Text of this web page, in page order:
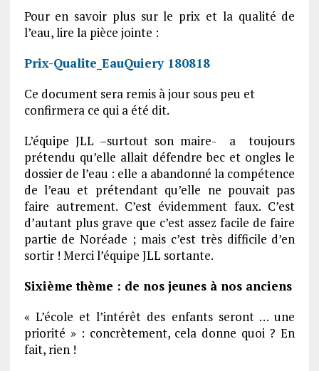
Pour en savoir plus sur le prix et la qualité de
l’eau, lire la pièce jointe :
Prix-Qualite_EauQuiery 180818
Ce document sera remis à jour sous peu et
confirmera ce qui a été dit.
L’équipe JLL –surtout son maire- a toujours
prétendu qu’elle allait défendre bec et ongles le
dossier de l’eau : elle a abandonné la compétence
de l’eau et prétendant qu’elle ne pouvait pas
faire autrement. C’est évidemment faux. C’est
d’autant plus grave que c’est assez facile de faire
partie de Noréade ; mais c’est très difficile d’en
sortir ! Merci l’équipe JLL sortante.
Sixième thème : de nos jeunes à nos anciens
« L’école et l’intérêt des enfants seront … une
priorité » : concrètement, cela donne quoi ? En
fait, rien !